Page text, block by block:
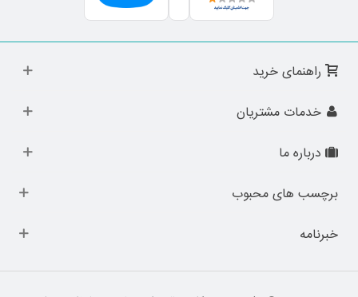
راهنمای خرید
خدمات مشتریان
درباره ما
برچسب های محبوب
خبرنامه